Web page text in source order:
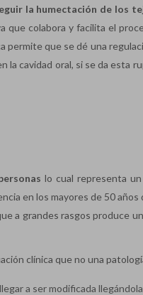
la humectación de los
que colabora y facilita el
permite que se dé una
cavidad oral, si se da esta
lo cual representa
en los mayores de 50 años
a grandes rasgos produce
clínica que no una
a ser modificada